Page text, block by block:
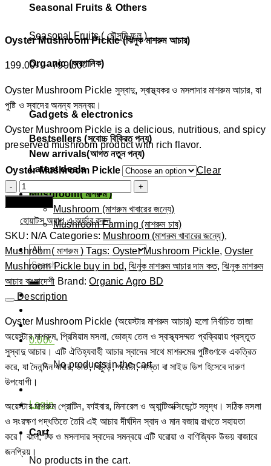
Seasonal Fruits & Others
Seasonal Fruits ( মৌসুমি ফল )
Organic (অরগানিক)
Gadgets & electronics
Bestsellers (সবোচ্চ বিক্রিত পন্য)
New arrivals(আগত নতুন পন্য)
Latest deals
Mushroom( মাশরুম )
Mushroom (মাশরুম খাবারের জন্যে)
Mushroom Farming (মাশরুম চাষ)
Search
for:
0.00৳
No products in the cart.
Login
Cart
No products in the cart.
Oyster Mushroom Pickle (ঝিনুক মাশরুম আচার)
199.00৳ – 799.00৳Price
199.00৳
through
799.00৳
Oyster Mushroom Pickle সুস্বাদু, স্বাস্থ্যকর ও মসলাদার মাশরুম আচার, যা
পুষ্টি ও স্বাদের অনন্য সমন্বয়।
Oyster Mushroom Pickle is a delicious, nutritious, and spicy
preserved mushroom product with rich flavor.
Oyster Mushroom Pickle
Clear
Oyster
Mushroom
Pickle
(ঝিনুক
মাশরুম
আচার)
quantity
হোয়াটস অ্যাপ এ অর্ডার করুন
SKU: N/A Categories: Mushroom (মাশরুম খাবারের জন্যে),
Mushroom( মাশরুম ) Tags: Oyster Mushroom Pickle,Oyster
Mushroom Pickle buy in bd,ঝিনুক মাশরুম আচার দাম কত,ঝিনুক মাশরুম
আচার বাংলাদেশী Brand:Organic Agro BD
Description
Oyster Mushroom Pickle (অয়েস্টার মাশরুম আচার) হলো নির্বাচিত তাজা
অয়েস্টার মাশরুম, প্রিমিয়াম মসলা, ভোজ্য তেল ও স্বাস্থ্যসম্মত প্রক্রিয়ায় প্রস্তুত
সুস্বাদু আচার। এটি ঐতিহ্যবাহী আচার স্বাদের সাথে মাশরুমের পুষ্টিগুণকে একত্রিত
করে, যা দৈনন্দিন খাবার, ভাত, খিচুড়ি, পরোটা, নাস্তা বা সাইড ডিশ হিসেবে দারুণ
উপযোগী।
অয়েস্টার মাশরুম প্রোটিন, ফাইবার, মিনারেল ও অ্যান্টিঅক্সিডেন্টে সমৃদ্ধ। সঠিক মসলা
ও সংরক্ষণ পদ্ধতিতে তৈরি এই আচার দীর্ঘদিন স্বাদ ও মান বজায় রাখতে সহায়তা
করে। ঝাল, টক ও মসলাদার স্বাদের সমন্বয়ে এটি ঘরোয়া ও বাণিজ্যিক উভয় বাজারে
জনপ্রিয়।